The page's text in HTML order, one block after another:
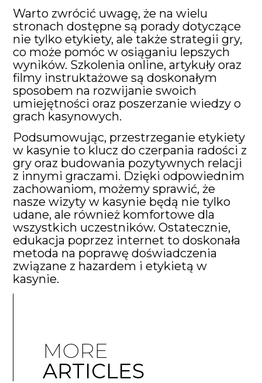
Warto zwrócić uwagę, że na wielu
stronach dostępne są porady dotyczące
nie tylko etykiety, ale także strategii gry,
co może pomóc w osiąganiu lepszych
wyników. Szkolenia online, artykuły oraz
filmy instruktażowe są doskonałym
sposobem na rozwijanie swoich
umiejętności oraz poszerzanie wiedzy o
grach kasynowych.
Podsumowując, przestrzeganie etykiety
w kasynie to klucz do czerpania radości z
gry oraz budowania pozytywnych relacji
z innymi graczami. Dzięki odpowiednim
zachowaniom, możemy sprawić, że
nasze wizyty w kasynie będą nie tylko
udane, ale również komfortowe dla
wszystkich uczestników. Ostatecznie,
edukacja poprzez internet to doskonała
metoda na poprawę doświadczenia
związane z hazardem i etykietą w
kasynie.
MORE
ARTICLES